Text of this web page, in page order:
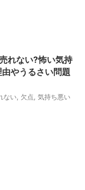
れない?怖い気持
やうるさい問題
ない 欠点 気持ち悪い